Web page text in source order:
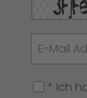
* Ich